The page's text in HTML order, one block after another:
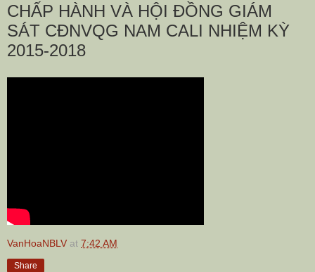
CHẤP HÀNH VÀ HỘI ĐỒNG GIÁM
SÁT CĐNVQG NAM CALI NHIỆM KỲ
2015-2018
VanHoaNBLV at 7:42 AM
Share